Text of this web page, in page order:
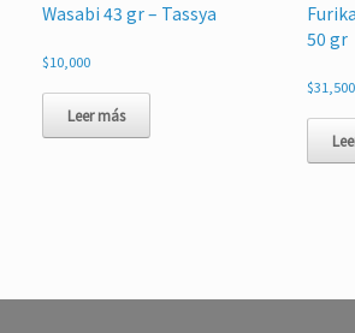
Wasabi 43 gr – Tassya
$10,000
Leer más
50 gr
$31,500